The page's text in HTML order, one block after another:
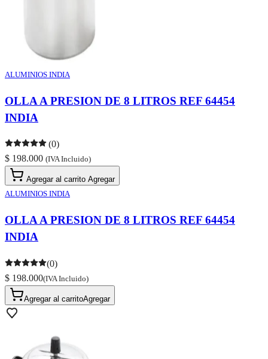
ALUMINIOS INDIA
OLLA A PRESION DE 8 LITROS REF 64454
INDIA
(0)
$ 198.000 (IVA Incluido)
Agregar al carrito Agregar
ALUMINIOS INDIA
OLLA A PRESION DE 8 LITROS REF 64454
INDIA
(0)
$ 198.000(IVA Incluido)
Agregar al carritoAgregar